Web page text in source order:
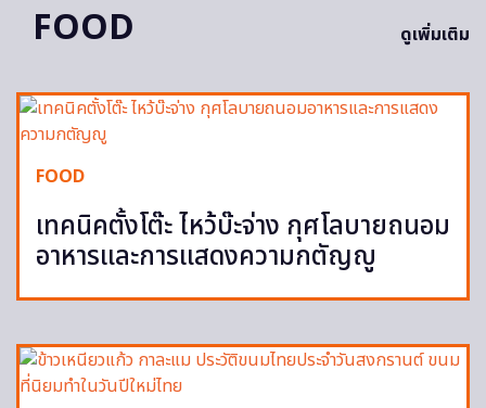
FOOD ดูเพิ่มเติม
FOOD
เทคนิคตั้งโต๊ะ ไหว้บ๊ะจ่าง กุศโลบายถนอม
อาหารและการแสดงความกตัญญู